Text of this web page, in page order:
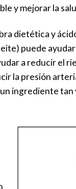
y mejorar la
dietética y
puede
a reducir el
la presión
ingrediente